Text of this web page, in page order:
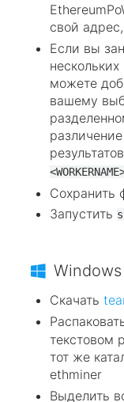
свой
Если вы
можете
вашему
Сохранить
Запустить
Скачать
текстовом
тот же
ethminer
Выделить